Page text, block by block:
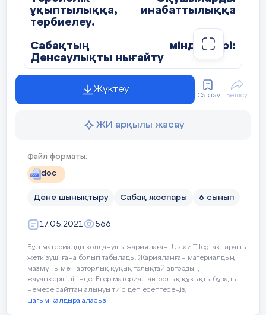
ұқыптылыққа, инабаттылыққа
тәрбиелеу.
Сабақтың міндеттері:
Денсаулықты нығайту
Сабақ түрі: Жаңа сабақ
Өтетін орны: Спорт алаңы
Керекті құрал-жабдықтар:
Сабақ бөлімі
мазмұны
Кіріспе
бөлім
Баяндама бақылау,
сәлемдесу.
Сабақтың міндетін
хабарлау.
Жүктеу
Сақтау Бөлісу
ЖИ арқылы жасау
Файл форматы:
doc
Дене шынықтыру Сабақ жоспары 6 сынып
17.05.2021 566
Бұл материалды қолданушы жариялаған. Ustaz Tilegi ақпаратты
жеткізуші ғана болып табылады. Жарияланған материалдың
мазмұны мен авторлық құқық толықтай автордың
жауапкершілігінде. Егер материал авторлық құқықты бұзады
немесе сайттан алынуы тиіс деп есептесеңіз,
шағым қалдыра аласыз